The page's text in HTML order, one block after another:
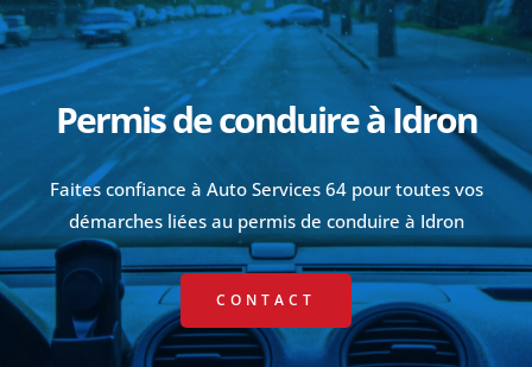
Permis de conduire à Idron
Faites confiance à Auto Services 64 pour toutes vos
démarches liées au permis de conduire à Idron
CONTACT